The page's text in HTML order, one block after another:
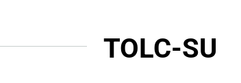
TOLC-SU